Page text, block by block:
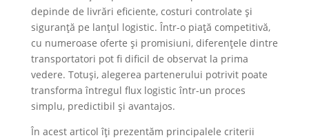
depinde de livrări eficiente, costuri controlate și
siguranță pe lanțul logistic. Într-o piață competitivă,
cu numeroase oferte și promisiuni, diferențele dintre
transportatori pot fi dificil de observat la prima
vedere. Totuși, alegerea partenerului potrivit poate
transforma întregul flux logistic într-un proces
simplu, predictibil și avantajos.
În acest articol îți prezentăm principalele criterii